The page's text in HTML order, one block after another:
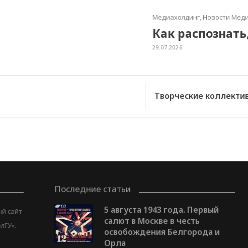
Медиахолдинг, Новости
Как
29.07.2026
Творческие
сайт
Последние статьи
5 августа 1943 года. Первый
салют в Москве в честь
освобождения Белгорода и
Орла